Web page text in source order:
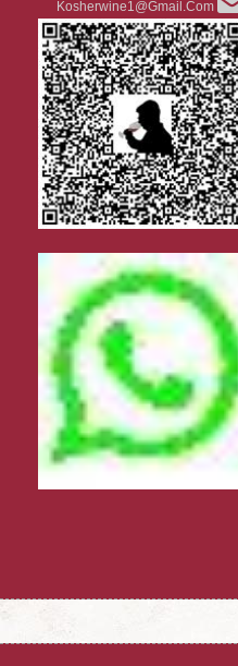
Kosherwine1@gmail.com